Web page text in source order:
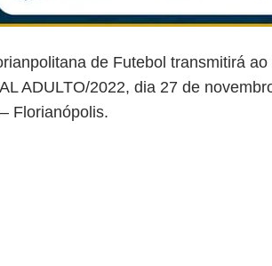
de Futebol transmitirá
ADULTO/2022, dia 27 de
Florianópolis.